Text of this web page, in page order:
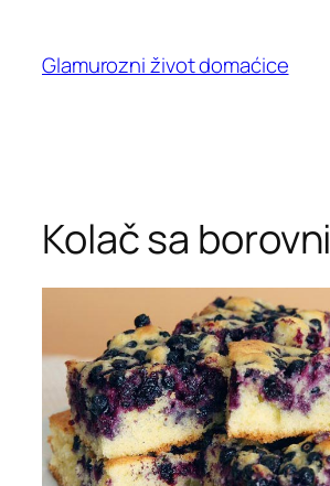
content
Glamurozni život domaćice
Kolač sa